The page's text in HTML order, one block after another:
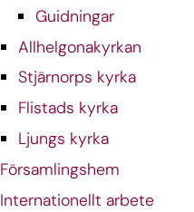
Guidningar
Allhelgonakyrkan
Stjärnorps kyrka
Flistads kyrka
Ljungs kyrka
Församlingshem
Internationellt arbete